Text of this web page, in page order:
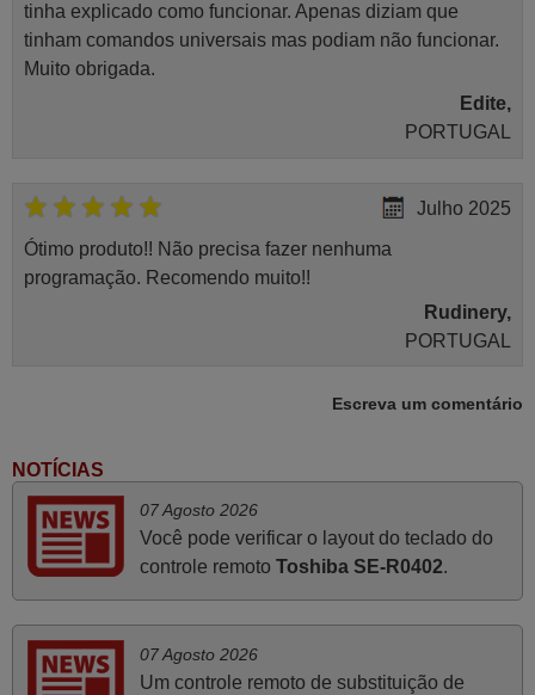
tinha explicado como funcionar. Apenas diziam que
tinham comandos universais mas podiam não funcionar.
Muito obrigada.
Edite,
PORTUGAL
Julho 2025
Ótimo produto!! Não precisa fazer nenhuma
programação. Recomendo muito!!
Rudinery,
PORTUGAL
Junho 2025
Já recebi o comando bem embalado mas não é de
origem mas trabalha bem, obrigada!..
PORTUGAL
Julho 2025
A funcionar de imediato. 100%. Obrigado
Escreva um comentário
NOTÍCIAS
07 Agosto 2026
Você pode verificar o layout do teclado do
controle remoto Toshiba SE-R0402.
07 Agosto 2026
Um controle remoto de substituição de